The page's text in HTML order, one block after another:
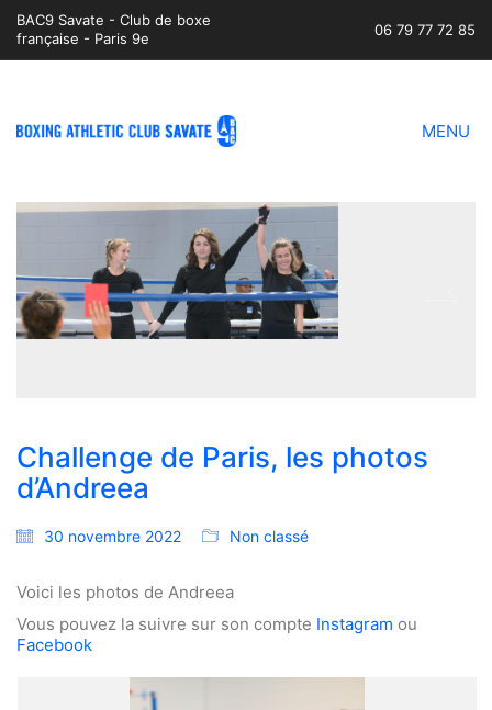
BAC9 Savate - Club de boxe
française - Paris 9e
06 79 77 72 85
MENU
Challenge de Paris, les photos
d’Andreea
30 novembre 2022 Non classé
Voici les photos de Andreea
Vous pouvez la suivre sur son compte Instagram ou
Facebook